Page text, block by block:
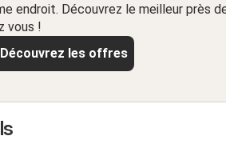
endroit. Découvrez le meilleur près
vous !
Découvrez les offres